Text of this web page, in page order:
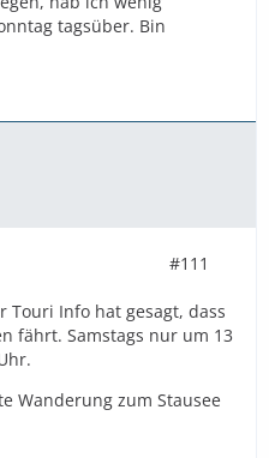
tagsüber. Bin
#111
Touri Info hat gesagt, dass
fährt. Samstags nur um 13
Wanderung zum Stausee